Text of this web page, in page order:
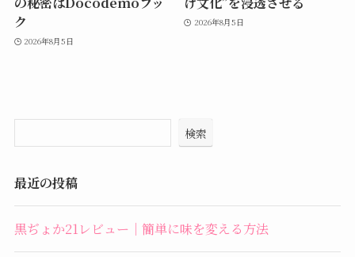
ク
2026年8月5日
2026年8月5日
検索
最近の投稿
黒ぢょか21レビュー｜簡単に味を変える方法